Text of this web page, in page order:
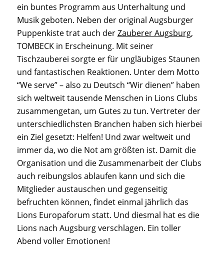
ein buntes Programm aus Unterhaltung und
Musik geboten. Neben der original Augsburger
Puppenkiste trat auch derZauberer Augsburg,
TOMBECK in Erscheinung. Mit seiner
Tischzauberei sorgte er für ungläubiges Staunen
und fantastischen Reaktionen. Unter dem Motto
“We serve” – also zu Deutsch “Wir dienen” haben
sich weltweit tausende Menschen in Lions Clubs
zusammengetan, um Gutes zu tun. Vertreter der
unterschiedlichsten Branchen haben sich hierbei
ein Ziel gesetzt: Helfen! Und zwar weltweit und
immer da, wo die Not am größten ist. Damit die
Organisation und die Zusammenarbeit der Clubs
auch reibungslos ablaufen kann und sich die
Mitglieder austauschen und gegenseitig
befruchten können, findet einmal jährlich das
Lions Europaforum statt. Und diesmal hat es die
Lions nach Augsburg verschlagen. Ein toller
Abend voller Emotionen!